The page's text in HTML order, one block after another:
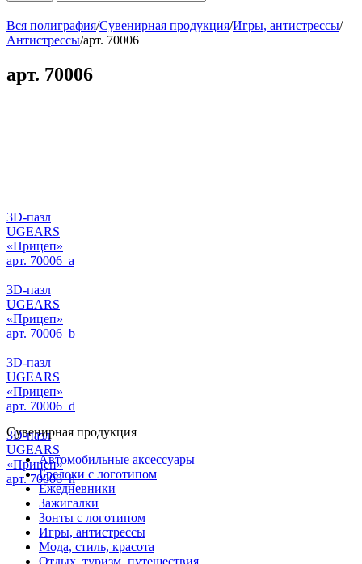
Вся полиграфия/Сувенирная продукция/Игры, антистрессы/
Антистрессы/арт. 70006
арт. 70006
3D-пазл
UGEARS
«Прицеп»
арт. 70006_a
3D-пазл
UGEARS
«Прицеп»
арт. 70006_b
3D-пазл
UGEARS
«Прицеп»
арт. 70006_d
3D-пазл
UGEARS
«Прицеп»
арт. 70006_h
Сувенирная продукция
Автомобильные аксессуары
Брелоки с логотипом
Ежедневники
Зажигалки
Зонты с логотипом
Игры, антистрессы
Мода, стиль, красота
Отдых, туризм, путешествия